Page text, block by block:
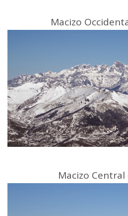
Macizo
Macizo Central